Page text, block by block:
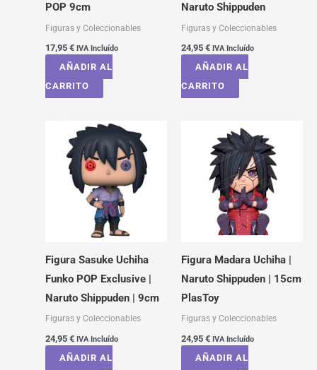
POP 9cm
Figuras y Coleccionables
17,95 € IVA Incluído
AÑADIR AL
CARRITO
Naruto Shippuden
Figuras y Coleccionables
24,95 € IVA Incluído
AÑADIR AL
CARRITO
Figura Sasuke Uchiha
Funko POP Exclusive |
Naruto Shippuden | 9cm
Figuras y Coleccionables
24,95 € IVA Incluído
AÑADIR AL
Figura Madara Uchiha |
Naruto Shippuden | 15cm
PlasToy
Figuras y Coleccionables
24,95 € IVA Incluído
AÑADIR AL